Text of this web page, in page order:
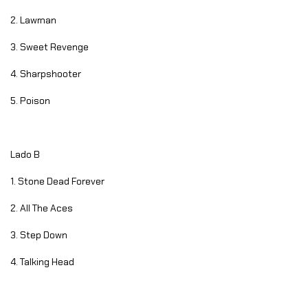
2. Lawman
3. Sweet Revenge
4. Sharpshooter
5. Poison
Lado B
1. Stone Dead Forever
2. All The Aces
3. Step Down
4. Talking Head